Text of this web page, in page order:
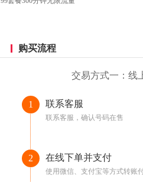
购买流程
交易方式一：线
1 联系客服
联系客服，确认号码在售
2 在线下单并支付
使用微信、支付宝等方式转账付